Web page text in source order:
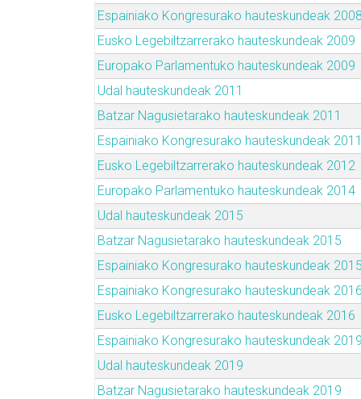
Espainiako Kongresurako hauteskundeak 2008
Eusko Legebiltzarrerako hauteskundeak 2009
Europako Parlamentuko hauteskundeak 2009
Udal hauteskundeak 2011
Batzar Nagusietarako hauteskundeak 2011
Espainiako Kongresurako hauteskundeak 2011
Eusko Legebiltzarrerako hauteskundeak 2012
Europako Parlamentuko hauteskundeak 2014
Udal hauteskundeak 2015
Batzar Nagusietarako hauteskundeak 2015
Espainiako Kongresurako hauteskundeak 2015
Espainiako Kongresurako hauteskundeak 2016
Eusko Legebiltzarrerako hauteskundeak 2016
Espainiako Kongresurako hauteskundeak 2019
Udal hauteskundeak 2019
Batzar Nagusietarako hauteskundeak 2019